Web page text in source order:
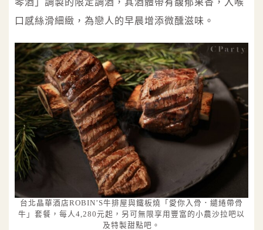
琴酒」調製的限定調酒，其酒體帶有馥郁果香，入喉
口感絲滑細緻，為戀人的早晨增添微醺滋味。
台北晶華酒店ROBIN’S牛排屋與鐵板燒「愛你入骨．繾綣帶骨
牛」套餐，每人4,280元起，另可無限享用豐富的小農沙拉吧以
及特製甜點吧。